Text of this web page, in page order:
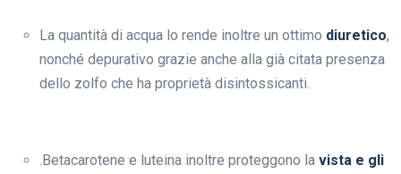
La quantità di acqua lo rende inoltre un ottimo diuretico,
nonché depurativo grazie anche alla già citata presenza
dello zolfo che ha proprietà disintossicanti.
.Betacarotene e luteina inoltre proteggono la vista e gli